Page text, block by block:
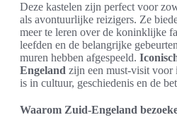
Deze kastelen zijn perfect voor
als avontuurlijke reizigers. Ze
meer te leren over de koninklijke
leefden en de belangrijke
muren hebben afgespeeld.
Engeland zijn een must-visit voor
is in cultuur, geschiedenis en de
Waarom Zuid-Engeland